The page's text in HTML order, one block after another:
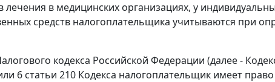
лечения в медицинских организациях, у
средств налогоплательщика учитываются при
кодекса Российской Федерации (далее -
6 статьи 210 Кодекса налогоплательщик имеет